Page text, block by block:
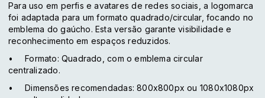
Para uso em perfis e avatares de redes sociais, a logomarca
foi adaptada para um formato quadrado/circular, focando no
emblema do gaúcho. Esta versão garante visibilidade e
reconhecimento em espaços reduzidos.
•
Formato: Quadrado, com o emblema circular
centralizado.
•
Dimensões recomendadas: 800x800px ou 1080x1080px